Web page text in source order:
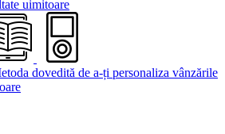
dovedită de a-ți personaliza vânzările